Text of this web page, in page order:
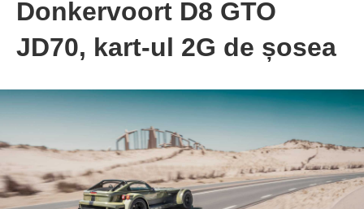
Donkervoort D8 GTO
JD70, kart-ul 2G de șosea